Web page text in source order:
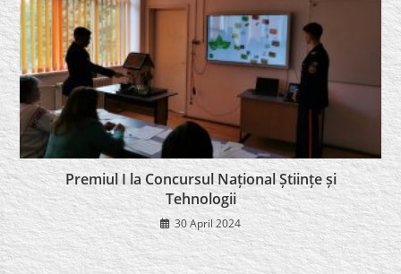
Premiul I la Concursul Național Științe și
Tehnologii
30 April 2024